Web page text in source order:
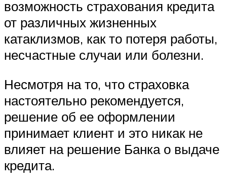
возможность страхования кредита
от различных жизненных
катаклизмов, как то потеря работы,
несчастные случаи или болезни.
Несмотря на то, что страховка
настоятельно рекомендуется,
решение об ее оформлении
принимает клиент и это никак не
влияет на решение Банка о выдаче
кредита.